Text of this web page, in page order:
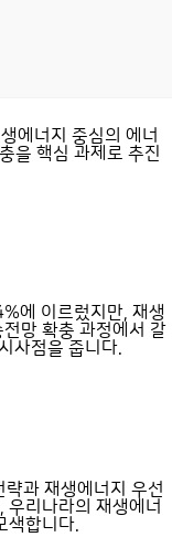
에너지 중심의 에너
을 핵심 과제로 추진
에 이르렀지만, 재생
망 확충 과정에서 갈
사점을 줍니다.
과 재생에너지 우선
우리나라의 재생에너
색합니다.